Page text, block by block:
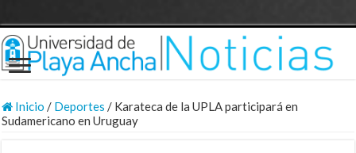
Inicio / Deportes / Karateca de la UPLA participará en
Sudamericano en Uruguay